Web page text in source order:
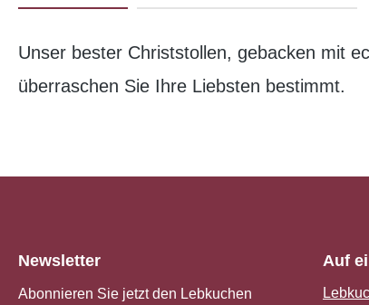
Unser bester Christstollen, gebacken mit
überraschen Sie Ihre Liebsten bestimmt.
Newsletter
Abonnieren Sie jetzt den Lebkuchen
Auf